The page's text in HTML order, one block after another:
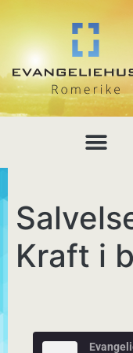
Kraft i